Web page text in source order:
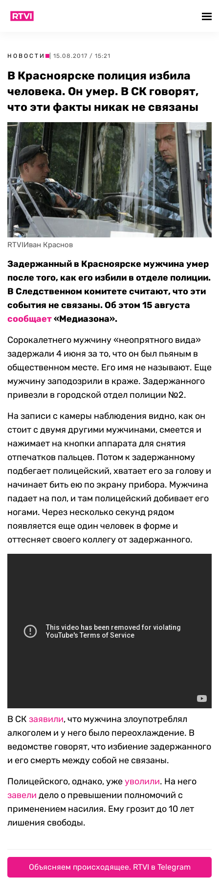
НОВОСТИ | 15.08.2017 / 15:21
В Красноярске полиция избила
человека. Он умер. В СК говорят,
что эти факты никак не связаны
RTVIИван Краснов
Задержанный в Красноярске мужчина умер
после того, как его избили в отделе полиции.
В Следственном комитете считают, что эти
события не связаны. Об этом 15 августа
сообщает«Медиазона».
Сорокалетнего мужчину «неопрятного вида»
задержали 4 июня за то, что он был пьяным в
общественном месте. Его имя не называют. Еще
мужчину заподозрили в краже. Задержанного
привезли в городской отдел полиции №2.
На записи с камеры наблюдения видно, как он
стоит с двумя другими мужчинами, смеется и
нажимает на кнопки аппарата для снятия
отпечатков пальцев. Потом к задержанному
подбегает полицейский, хватает его за голову и
начинает бить ею по экрану прибора. Мужчина
падает на пол, и там полицейский добивает его
ногами. Через несколько секунд рядом
появляется еще один человек в форме и
оттесняет своего коллегу от задержанного.
В СК заявили, что мужчина злоупотреблял
алкоголем и у него было переохлаждение. В
ведомстве говорят, что избиение задержанного
и его смерть между собой не связаны.
Полицейского, однако, ужеуволили. На него
завели дело о превышении полномочий с
применением насилия. Ему грозит до 10 лет
лишения свободы.
Объясняем происходящее. RTVI в Telegram